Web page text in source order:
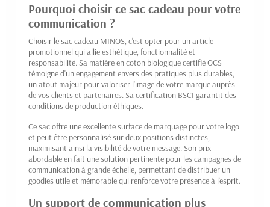
Pourquoi choisir ce sac cadeau pour votre
communication ?
Choisir le sac cadeau MINOS, c'est opter pour un article
promotionnel qui allie esthétique, fonctionnalité et
responsabilité. Sa matière en coton biologique certifié OCS
témoigne d'un engagement envers des pratiques plus durables,
un atout majeur pour valoriser l'image de votre marque auprès
de vos clients et partenaires. Sa certification BSCI garantit des
conditions de production éthiques.
Ce sac offre une excellente surface de marquage pour votre logo
et peut être personnalisé sur deux positions distinctes,
maximisant ainsi la visibilité de votre message. Son prix
abordable en fait une solution pertinente pour les campagnes de
communication à grande échelle, permettant de distribuer un
goodies utile et mémorable qui renforce votre présence à l'esprit.
Un support de communication plus